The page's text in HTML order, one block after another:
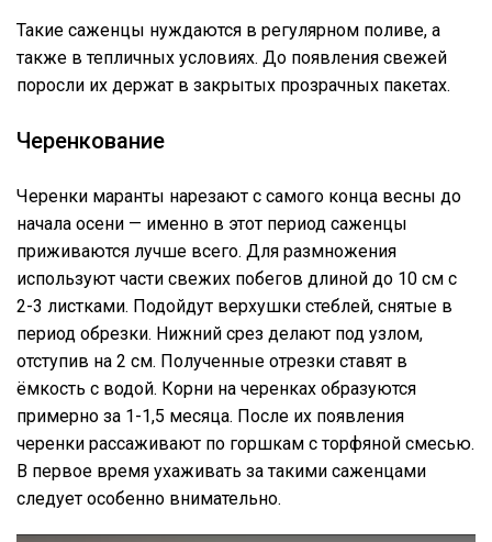
Такие саженцы нуждаются в регулярном поливе, а
также в тепличных условиях. До появления свежей
поросли их держат в закрытых прозрачных пакетах.
Черенкование
Черенки маранты нарезают с самого конца весны до
начала осени — именно в этот период саженцы
приживаются лучше всего. Для размножения
используют части свежих побегов длиной до 10 см с
2-3 листками. Подойдут верхушки стеблей, снятые в
период обрезки. Нижний срез делают под узлом,
отступив на 2 см. Полученные отрезки ставят в
ёмкость с водой. Корни на черенках образуются
примерно за 1-1,5 месяца. После их появления
черенки рассаживают по горшкам с торфяной смесью.
В первое время ухаживать за такими саженцами
следует особенно внимательно.